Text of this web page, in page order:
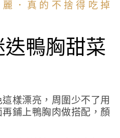
鴨胸甜菜
樣漂亮，周圍少不了用
鋪上鴨胸肉做搭配，顏